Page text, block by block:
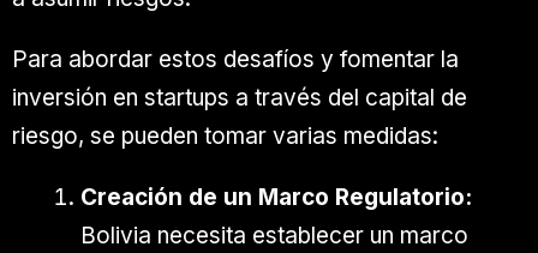
Para abordar estos desafíos y fomentar la
inversión en startups a través del capital de
riesgo, se pueden tomar varias medidas:
Creación de un Marco Regulatorio:
Bolivia necesita establecer un marco